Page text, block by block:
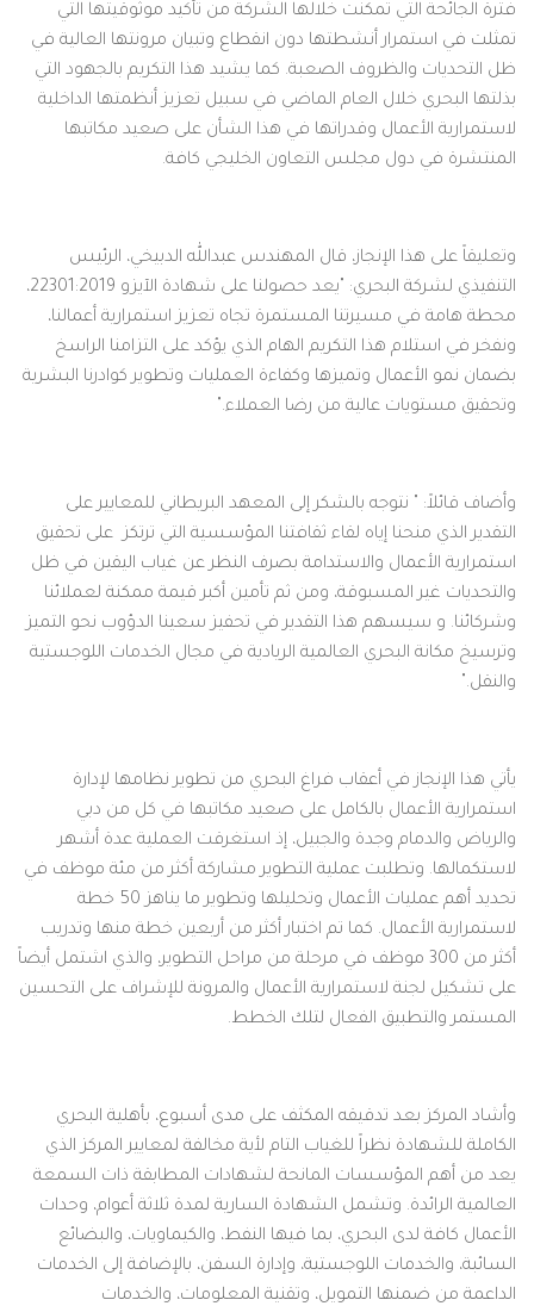
فترة الجائحة التي تمكنت خلالها الشركة من تأكيد موثوقيتها التي
تمثلت في استمرار أنشطتها دون انقطاع وتبيان مرونتها العالية في
ظل التحديات والظروف الصعبة. كما يشيد هذا التكريم بالجهود التي
بذلتها البحري خلال العام الماضي في سبيل تعزيز أنظمتها الداخلية
لاستمرارية الأعمال وقدراتها في هذا الشأن على صعيد مكاتبها
المنتشرة في دول مجلس التعاون الخليجي كافة.
وتعليقاً على هذا الإنجاز، قال المهندس عبدالله الدبيخي، الرئيس
التنفيذي لشركة البحري: "يعد حصولنا على شهادة الآيزو 22301:2019،
محطة هامة في مسيرتنا المستمرة تجاه تعزيز استمرارية أعمالنا،
ونفخر في استلام هذا التكريم الهام الذي يؤكد على التزامنا الراسخ
بضمان نمو الأعمال وتميزها وكفاءة العمليات وتطوير كوادرنا البشرية
وتحقيق مستويات عالية من رضا العملاء."
وأضاف قائلاً: " نتوجه بالشكر إلى المعهد البريطاني للمعايير على
التقدير الذي منحنا إياه لقاء ثقافتنا المؤسسية التي ترتكز على تحقيق
استمرارية الأعمال والاستدامة بصرف النظر عن غياب اليقين في ظل
والتحديات غير المسبوقة، ومن ثم تأمين أكبر قيمة ممكنة لعملائنا
وشركائنا. و سيسهم هذا التقدير في تحفيز سعينا الدؤوب نحو التميز
وترسيخ مكانة البحري العالمية الريادية في مجال الخدمات اللوجستية
والنقل."
يأتي هذا الإنجاز في أعقاب فراغ البحري من تطوير نظامها لإدارة
استمرارية الأعمال بالكامل على صعيد مكاتبها في كل من دبي
والرياض والدمام وجدة والجبيل، إذ استغرقت العملية عدة أشهر
لاستكمالها. وتطلبت عملية التطوير مشاركة أكثر من مئة موظف في
تحديد أهم عمليات الأعمال وتحليلها وتطوير ما يناهز 50 خطة
لاستمرارية الأعمال. كما تم اختبار أكثر من أربعين خطة منها وتدريب
أكثر من 300 موظف في مرحلة من مراحل التطوير، والذي اشتمل أيضاً
على تشكيل لجنة لاستمرارية الأعمال والمرونة للإشراف على التحسين
المستمر والتطبيق الفعال لتلك الخطط.
وأشاد المركز بعد تدقيقه المكثف على مدى أسبوع، بأهلية البحري
الكاملة للشهادة نظراً للغياب التام لأية مخالفة لمعايير المركز الذي
يعد من أهم المؤسسات المانحة لشهادات المطابقة ذات السمعة
العالمية الرائدة. وتشمل الشهادة السارية لمدة ثلاثة أعوام، وحدات
الأعمال كافة لدى البحري، بما فيها النفط، والكيماويات، والبضائع
السائبة، والخدمات اللوجستية، وإدارة السفن، بالإضافة إلى الخدمات
الداعمة من ضمنها التمويل، وتقنية المعلومات، والخدمات